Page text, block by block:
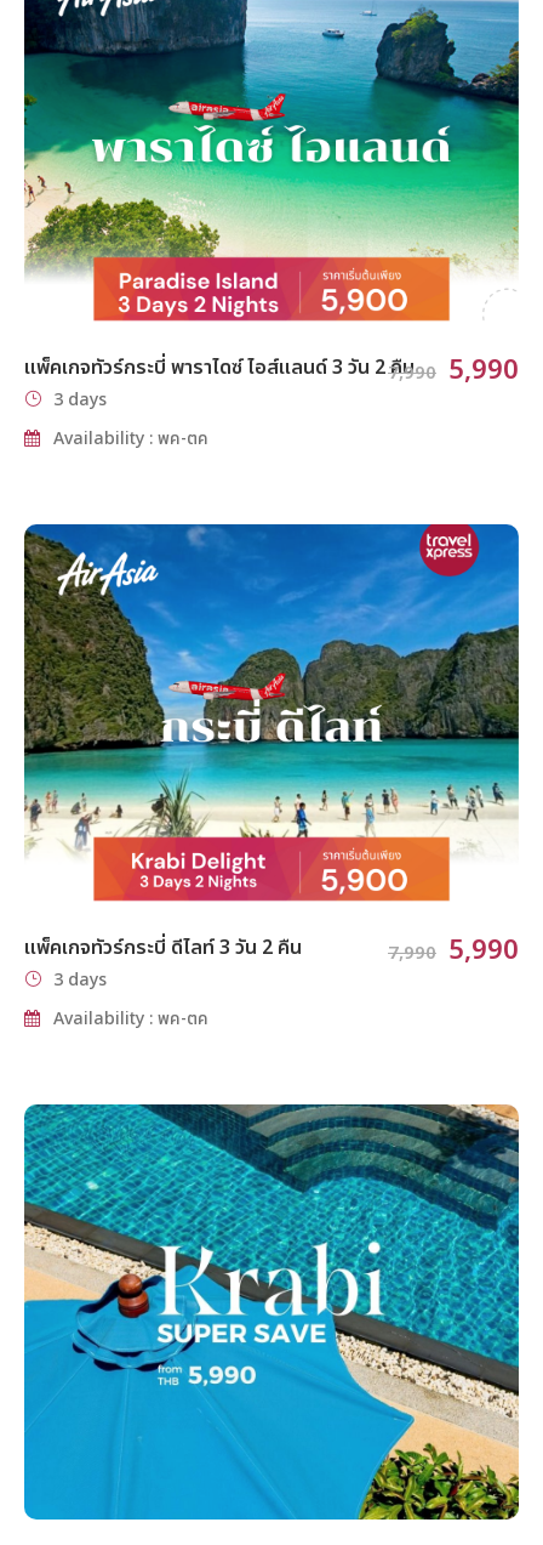
แพ็คเกจทัวร์กระบี่ พาราไดซ์ ไอส์แลนด์ 3 วัน 2 คืน7,990 5,990
3 days
Availability : พค-ตค
แพ็คเกจทัวร์กระบี่ ดีไลท์ 3 วัน 2 คืน 7,990 5,990
3 days
Availability : พค-ตค